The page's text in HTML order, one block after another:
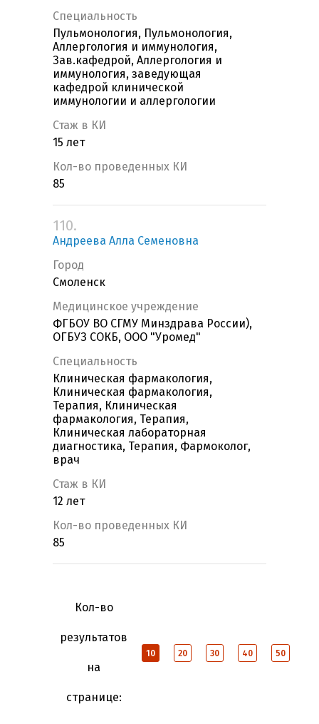
Специальность
Пульмонология, Пульмонология,
Аллергология и иммунология,
Зав.кафедрой, Аллергология и
иммунология, заведующая
кафедрой клинической
иммунологии и аллергологии
Стаж в КИ
15 лет
Кол-во проведенных КИ
85
110.
Андреева Алла Семеновна
Город
Смоленск
Медицинское учреждение
ФГБОУ ВО СГМУ Минздрава России),
ОГБУЗ СОКБ, ООО "Уромед"
Специальность
Клиническая фармакология,
Клиническая фармакология,
Терапия, Клиническая
фармакология, Терапия,
Клиническая лабораторная
диагностика, Терапия, Фармоколог,
врач
Стаж в КИ
12 лет
Кол-во проведенных КИ
85
Кол-во
результатов
на
странице:
10 20 30 40 50